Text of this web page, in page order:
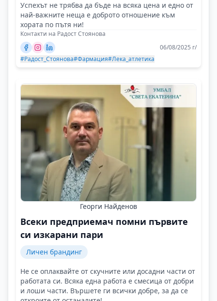
Успехът не трябва да бъде на всяка цена и едно от
най-важните неща е доброто отношение към
хората по пътя ни!
Контакти на Радост Стоянова
06/08/2025 г/
#Радост_Стоянова#Фармация#Лека_атлетика
Георги Найденов
Всеки предприемач помни първите
си изкарани пари
Личен брандинг
Не се оплаквайте от скучните или досадни части от
работата си. Всяка една работа е смесица от добри
и лоши части. Вършете ги всички добре, за да се